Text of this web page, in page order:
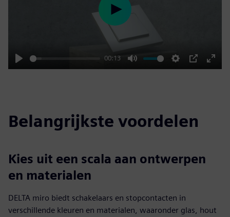
Play
00:13
Mute Settings
PIP
Enter
Play
Belangrijkste voordelen
Kies uit een scala aan ontwerpen
en materialen
DELTA miro biedt schakelaars en stopcontacten in
verschillende kleuren en materialen, waaronder glas, hout